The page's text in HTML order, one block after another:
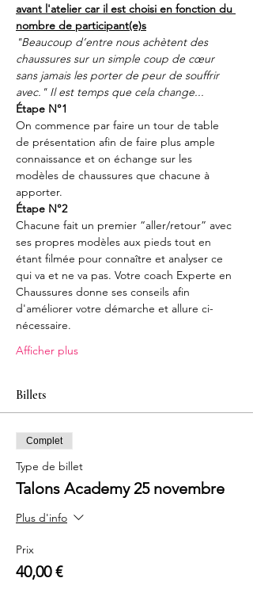
avant l'atelier car il est choisi en fonction du
nombre de participant(e)s
"Beaucoup d’entre nous achètent des
chaussures sur un simple coup de cœur
sans jamais les porter de peur de souffrir
avec." Il est temps que cela change...
Étape N°1
On commence par faire un tour de table
de présentation afin de faire plus ample
connaissance et on échange sur les
modèles de chaussures que chacune à
apporter.
Étape N°2
Chacune fait un premier “aller/retour” avec
ses propres modèles aux pieds tout en
étant filmée pour connaître et analyser ce
qui va et ne va pas. Votre coach Experte en
Chaussures donne ses conseils afin
d'améliorer votre démarche et allure ci-
nécessaire.
Afficher plus
Billets
Complet
Type de billet
Talons Academy 25 novembre
Plus d'info
Prix
40,00 €